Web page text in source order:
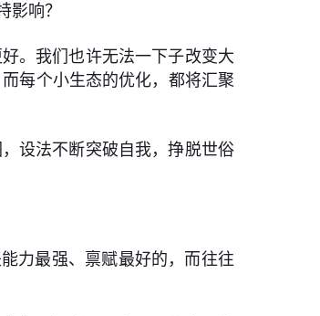
影响？
。我们也许无法一下子改变大
每个小生态的优化，都将汇聚
设法不断突破自我，挣脱世俗
力最强、禀赋最好的，而往往